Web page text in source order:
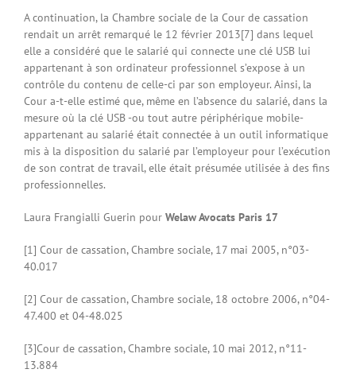
A continuation, la Chambre sociale de la Cour de cassation
rendait un arrêt remarqué le 12 février 2013[7] dans lequel
elle a considéré que le salarié qui connecte une clé USB lui
appartenant à son ordinateur professionnel s’expose à un
contrôle du contenu de celle-ci par son employeur. Ainsi, la
Cour a-t-elle estimé que, même en l’absence du salarié, dans la
mesure où la clé USB -ou tout autre périphérique mobile-
appartenant au salarié était connectée à un outil informatique
mis à la disposition du salarié par l’employeur pour l’exécution
de son contrat de travail, elle était présumée utilisée à des fins
professionnelles.
Laura Frangialli Guerin pour Welaw Avocats Paris 17
[1] Cour de cassation, Chambre sociale, 17 mai 2005, n°03-
40.017
[2] Cour de cassation, Chambre sociale, 18 octobre 2006, n°04-
47.400 et 04-48.025
[3]Cour de cassation, Chambre sociale, 10 mai 2012, n°11-
13.884